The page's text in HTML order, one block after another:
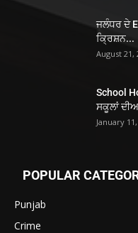
ਜਲੰਧਰ ਦੇ
ਕ੍ਰਿਸ਼ਨ...
August 21,
School
ਸਕੂਲਾਂ
January
POPULAR
Punjab
Crime